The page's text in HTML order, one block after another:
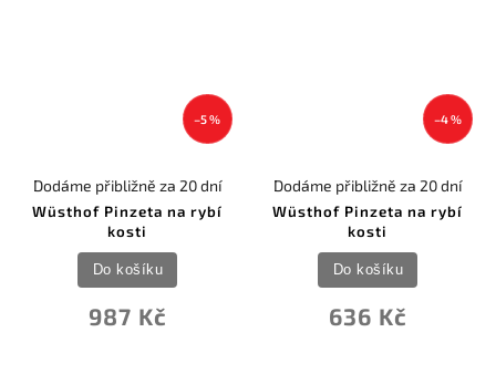
–5 %
Wüsthof Pinzeta na rybí
kosti
Dodáme přibližně za 20 dní
987 Kč
Do košíku
–4 %
Wüsthof Pinzeta na rybí
kosti
Dodáme přibližně za 20 dní
636 Kč
Do košíku